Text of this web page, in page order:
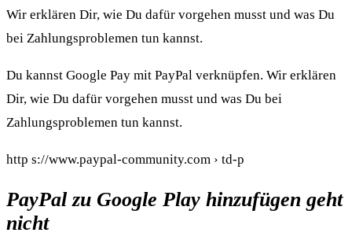
Wir erklären Dir, wie Du dafür vorgehen musst und was Du
bei Zahlungsproblemen tun kannst.
Du kannst Google Pay mit PayPal verknüpfen. Wir erklären
Dir, wie Du dafür vorgehen musst und was Du bei
Zahlungsproblemen tun kannst.
http s://www.paypal-community.com › td-p
PayPal zu Google Play hinzufügen geht
nicht